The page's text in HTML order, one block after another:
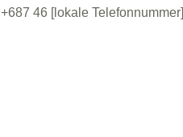
+687 46 [lokale Telefonnummer]